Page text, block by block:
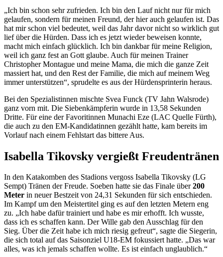
„Ich bin schon sehr zufrieden. Ich bin den Lauf nicht nur für mich
gelaufen, sondern für meinen Freund, der hier auch gelaufen ist. Das
hat mir schon viel bedeutet, weil das Jahr davor nicht so wirklich gut
lief über die Hürden. Dass ich es jetzt wieder beweisen konnte,
macht mich einfach glücklich. Ich bin dankbar für meine Religion,
weil ich ganz fest an Gott glaube. Auch für meinen Trainer
Christopher Montague und meine Mama, die mich die ganze Zeit
massiert hat, und den Rest der Familie, die mich auf meinem Weg
immer unterstützen“, sprudelte es aus der Hürdensprinterin heraus.
Bei den Spezialistinnen mischte Svea Funck (TV Jahn Walsrode)
ganz vorn mit. Die Siebenkämpferin wurde in 13,58 Sekunden
Dritte. Für eine der Favoritinnen Munachi Eze (LAC Quelle Fürth),
die auch zu den EM-Kandidatinnen gezählt hatte, kam bereits im
Vorlauf nach einem Fehlstart das bittere Aus.
Isabella Tikovsky vergießt Freudentränen
In den Katakomben des Stadions vergoss Isabella Tikovsky (LG
Sempt) Tränen der Freude. Soeben hatte sie das Finale über200
Meter in neuer Bestzeit von 24,31 Sekunden für sich entschieden.
Im Kampf um den Meistertitel ging es auf den letzten Metern eng
zu. „Ich habe dafür trainiert und habe es mir erhofft. Ich wusste,
dass ich es schaffen kann. Der Wille gab den Ausschlag für den
Sieg. Über die Zeit habe ich mich riesig gefreut“, sagte die Siegerin,
die sich total auf das Saisonziel U18-EM fokussiert hatte. „Das war
alles, was ich jemals schaffen wollte. Es ist einfach unglaublich.“